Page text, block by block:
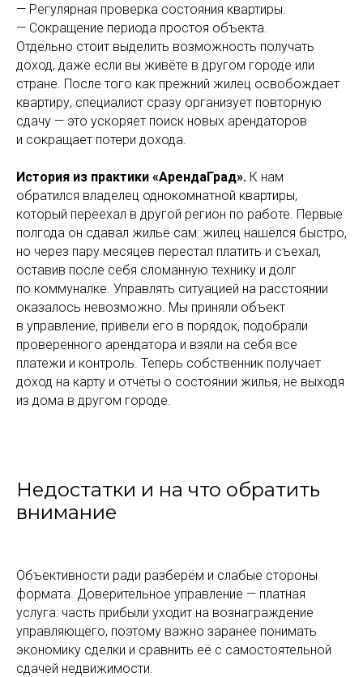
— Регулярная проверка состояния квартиры.
— Сокращение периода простоя объекта.
Отдельно стоит выделить возможность получать
доход, даже если вы живёте в другом городе или
стране. После того как прежний жилец освобождает
квартиру, специалист сразу организует повторную
сдачу — это ускоряет поиск новых арендаторов
и сокращает потери дохода.
История из практики «АрендаГрад». К нам
обратился владелец однокомнатной квартиры,
который переехал в другой регион по работе. Первые
полгода он сдавал жильё сам: жилец нашёлся быстро,
но через пару месяцев перестал платить и съехал,
оставив после себя сломанную технику и долг
по коммуналке. Управлять ситуацией на расстоянии
оказалось невозможно. Мы приняли объект
в управление, привели его в порядок, подобрали
проверенного арендатора и взяли на себя все
платежи и контроль. Теперь собственник получает
доход на карту и отчёты о состоянии жилья, не выходя
из дома в другом городе.
Недостатки и на что обратить
внимание
Объективности ради разберём и слабые стороны
формата. Доверительное управление — платная
услуга: часть прибыли уходит на вознаграждение
управляющего, поэтому важно заранее понимать
экономику сделки и сравнить её с самостоятельной
сдачей недвижимости.